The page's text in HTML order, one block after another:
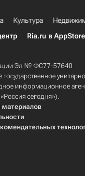
Культура
Ria.ru в AppStore
Эл № ФС77-57640
информационное
сегодня»).
материалов